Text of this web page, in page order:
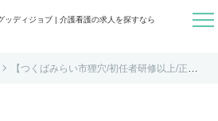
ッディジョブ | 介護看護の求人を探すなら 
はじめての方へ

【つくばみらい市狸穴/初任者研修以上/正社